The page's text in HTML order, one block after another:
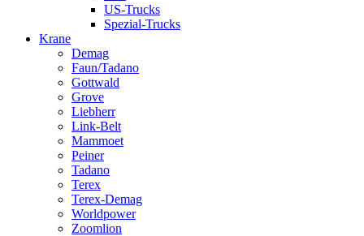
US-Trucks
Spezial-Trucks
Krane
Demag
Faun/Tadano
Gottwald
Grove
Liebherr
Link-Belt
Mammoet
Peiner
Tadano
Terex
Terex-Demag
Worldpower
Zoomlion